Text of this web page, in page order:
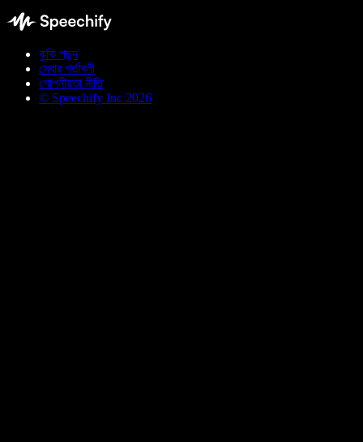
কুকি পছন্দ
সেবার শর্তাবলী
গোপনীয়তা নীতি
© Speechify Inc 2026